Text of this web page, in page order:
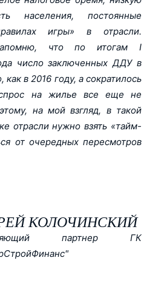
населения, постоянные
игры» в отрасли.
что по итогам I
число заключенных ДДУ в
в 2016 году, а сократилось
на жилье все еще не
на мой взгляд, в такой
отрасли нужно взять «тайм-
от очередных пересмотров
КОЛОЧИНСКИЙ
партнер ГК